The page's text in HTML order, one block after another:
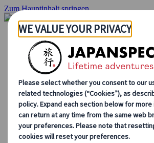
Zum Hauptinhalt springen
Startseite
Rundreisen
Individuelle Reisen
Gruppenreisen
Selbstfahrerreisen
Ausflüge
Maßgeschneiderte Gruppenreisen
Japan Rail Pass
Wie wir arbeiten
Über uns
Treffen Sie unser Team
Werden Sie Teil unseres Teams